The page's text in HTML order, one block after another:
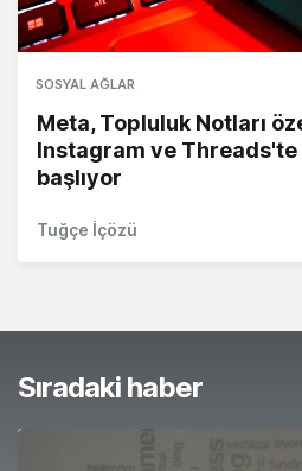
SOSYAL AĞLAR
Meta, Topluluk Notları
Instagram ve
başlıyor
Tuğçe İçözü
Sıradaki haber